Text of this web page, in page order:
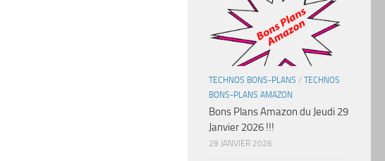
TECHNOS BONS-PLANS / TECHNOS
BONS-PLANS AMAZON
Bons Plans Amazon du Jeudi 29
Janvier 2026 !!!
29 JANVIER 2026